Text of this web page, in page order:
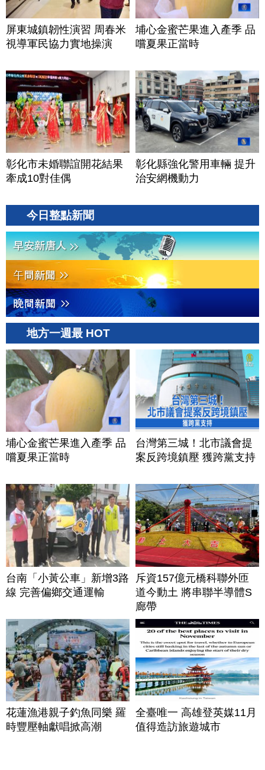
屏東城鎮韌性演習 周春米
視導軍民協力實地操演
埔心金蜜芒果進入產季 品
嚐夏果正當時
彰化市未婚聯誼開花結果
牽成10對佳偶
彰化縣強化警用車輛 提升
治安網機動力
今日整點新聞
地方一週最 HOT
埔心金蜜芒果進入產季 品
嚐夏果正當時
台灣第三城！北市議會提
案反跨境鎮壓 獲跨黨支持
台南「小黃公車」新增3路
線 完善偏鄉交通運輸
斥資157億元橋科聯外匝
道今動土 將串聯半導體S
廊帶
花蓮漁港親子釣魚同樂 羅
時豐壓軸獻唱掀高潮
全臺唯一 高雄登英媒11月
值得造訪旅遊城市